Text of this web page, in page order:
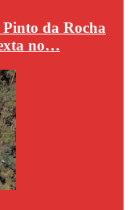
da Rocha
no…